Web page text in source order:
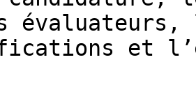
et